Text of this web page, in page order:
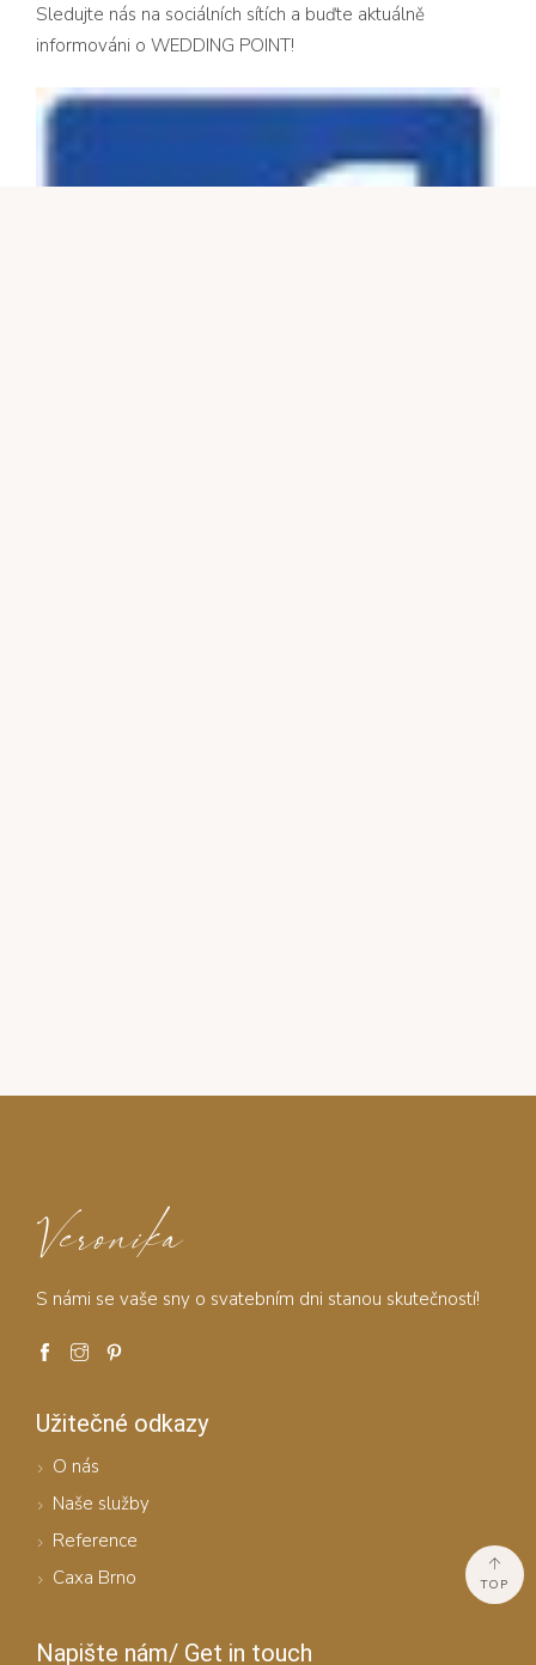
Sledujte nás na sociálních sítích a buďte aktuálně
informováni o WEDDING POINT!
Veronika
S námi se vaše sny o svatebním dni stanou skutečností!
Užitečné odkazy
O nás
Naše služby
Reference
Caxa Brno
Napište nám/ Get in touch
TOP